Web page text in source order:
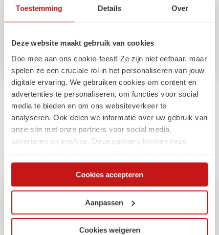
Toestemming Details Over
Deze website maakt gebruik van cookies
Doe mee aan ons cookie-feest! Ze zijn niet eetbaar, maar
spelen ze een cruciale rol in het personaliseren van jouw
digitale ervaring. We gebruiken cookies om content en
advertenties te personaliseren, om functies voor social
media te bieden en om ons websiteverkeer te
analyseren. Ook delen we informatie over uw gebruik van
onze site met onze partners voor social media,
adverteren en analyse. Deze partners kunnen deze
heeft verstrekt of die ze hebben verzameld op basis van
uw gebruik van hun services. Via de cookieverklaring op
onze website kunt u uw toestemming op elk moment
Cookies accepteren
Aanpassen
Cookies weigeren
Arbeidsmarkt
Compliance externe inhuur:
Gelijkwaardig belonen